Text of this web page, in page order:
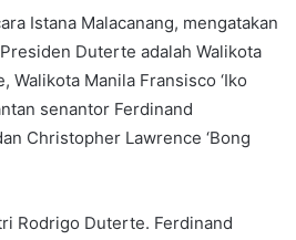
Istana Malacanang, mengatakan
Duterte adalah Walikota
Walikota Manila Fransisco ‘Iko
senantor Ferdinand
Christopher Lawrence ‘Bong
Rodrigo Duterte. Ferdinand